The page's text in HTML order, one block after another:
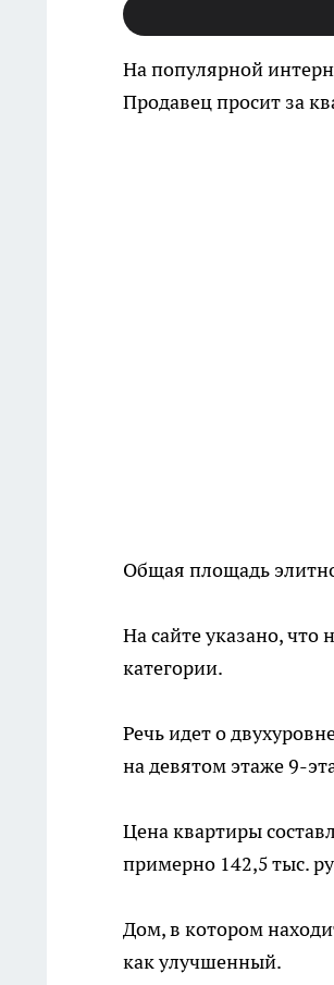
На популярной
Продавец просит за
Общая площадь
На сайте указано, что
категории.
Речь идет о
на девятом этаже 9-
Цена квартиры
примерно 142,5 тыс.
Дом, в котором
как улучшенный.